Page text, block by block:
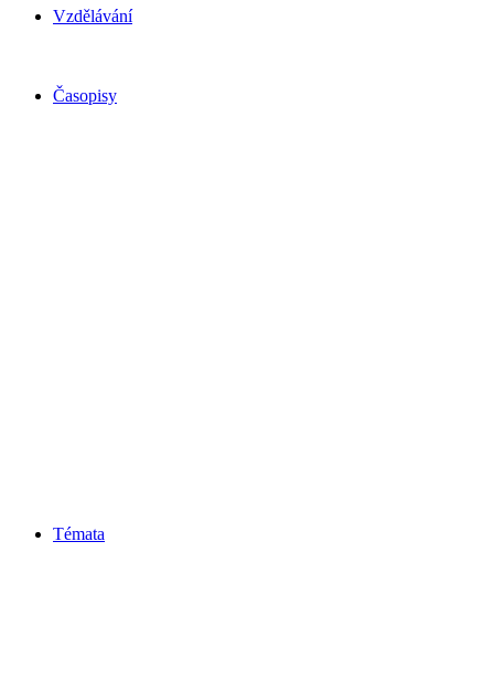
Vzdělávání
Časopisy
Témata